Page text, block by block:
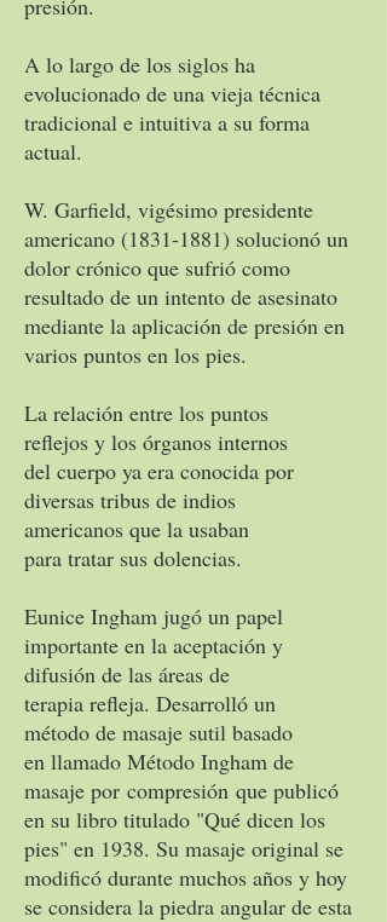
presión.
A lo largo de los siglos ha
evolucionado de una vieja técnica
tradicional e intuitiva a su forma
actual.
W. Garfield, vigésimo presidente
americano (1831-1881) solucionó un
dolor crónico que sufrió como
resultado de un intento de asesinato
mediante la aplicación de presión en
varios puntos en los pies.
La relación entre los puntos
reflejos y los órganos internos
del cuerpo ya era conocida por
diversas tribus de indios
americanos que la usaban
para tratar sus dolencias.
Eunice Ingham jugó un papel
importante en la aceptación y
difusión de las áreas de
terapia refleja. Desarrolló un
método de masaje sutil basado
en llamado Método Ingham de
masaje por compresión que publicó
en su libro titulado "Qué dicen los
pies" en 1938. Su masaje original se
modificó durante muchos años y hoy
se considera la piedra angular de esta